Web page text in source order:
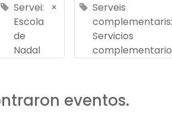
Servei:
Escola
de
Nadal
×
Serveis
complementaris:
Servicios
eventos.